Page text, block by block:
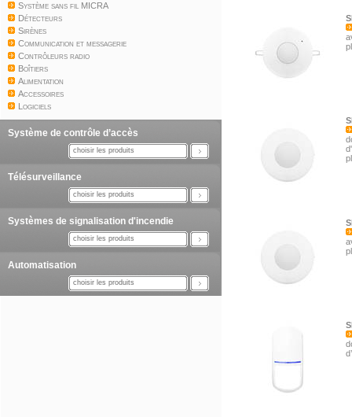
Système sans fil MICRA
Détecteurs
Sirènes
Communication et messagerie
Contrôleurs radio
Boîtiers
Alimentation
Accessoires
Logiciels
Système de contrôle d’accès
choisir les produits
Télésurveillance
choisir les produits
Systèmes de signalisation d'incendie
choisir les produits
Automatisation
choisir les produits